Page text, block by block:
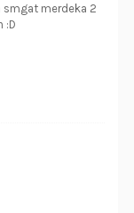
smgat merdeka 2
:D